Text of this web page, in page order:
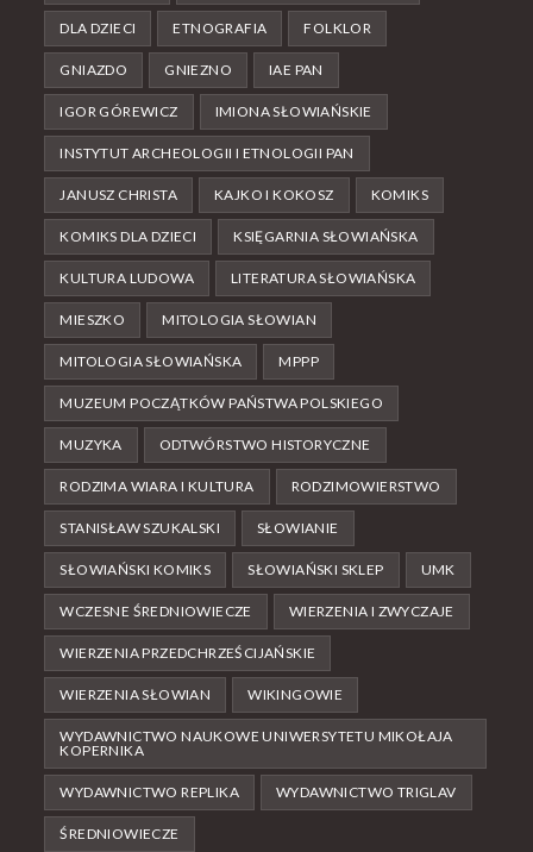
DLA DZIECI ETNOGRAFIA FOLKLOR
GNIAZDO GNIEZNO IAE PAN
IGOR GÓREWICZ IMIONA SŁOWIAŃSKIE
INSTYTUT ARCHEOLOGII I ETNOLOGII PAN
JANUSZ CHRISTA KAJKO I KOKOSZ KOMIKS
KOMIKS DLA DZIECI KSIĘGARNIA SŁOWIAŃSKA
KULTURA LUDOWA LITERATURA SŁOWIAŃSKA
MIESZKO MITOLOGIA SŁOWIAN
MITOLOGIA SŁOWIAŃSKA MPPP
MUZEUM POCZĄTKÓW PAŃSTWA POLSKIEGO
MUZYKA ODTWÓRSTWO HISTORYCZNE
RODZIMA WIARA I KULTURA RODZIMOWIERSTWO
STANISŁAW SZUKALSKI SŁOWIANIE
SŁOWIAŃSKI KOMIKS SŁOWIAŃSKI SKLEP UMK
WCZESNE ŚREDNIOWIECZE WIERZENIA I ZWYCZAJE
WIERZENIA PRZEDCHRZEŚCIJAŃSKIE
WIERZENIA SŁOWIAN WIKINGOWIE
WYDAWNICTWO NAUKOWE UNIWERSYTETU MIKOŁAJA
KOPERNIKA
WYDAWNICTWO REPLIKA WYDAWNICTWO TRIGLAV
ŚREDNIOWIECZE